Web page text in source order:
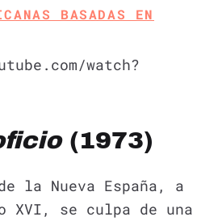
BASADAS EN
watch?
(1973)
la Nueva España, a
se culpa de una